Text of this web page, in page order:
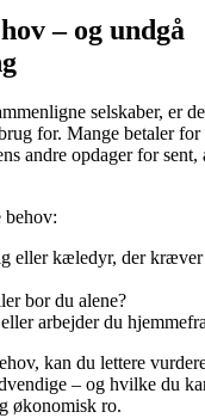
– og undgå
selskaber, er
for. Mange betaler
andre opdager for sent,
behov:
eller kæledyr, der
bor du alene?
arbejder du
kan du lettere
– og hvilke du
økonomisk ro.